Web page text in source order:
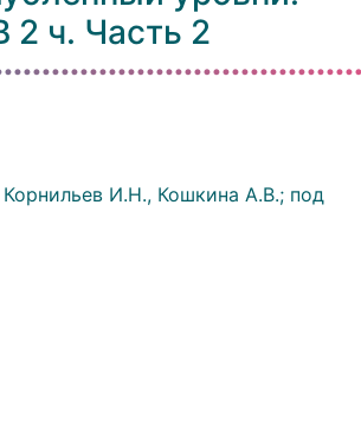
2 ч. Часть 2
И.Н., Кошкина А.В.; под